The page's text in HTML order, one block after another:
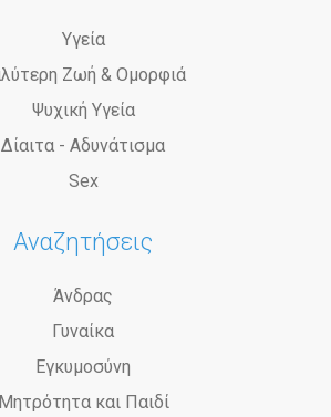
Υγεία
Ζωή & Ομορφιά
Ψυχική Υγεία
Δίαιτα - Αδυνάτισμα
Sex
Αναζητήσεις
Άνδρας
Γυναίκα
Εγκυμοσύνη
Μητρότητα και Παιδί